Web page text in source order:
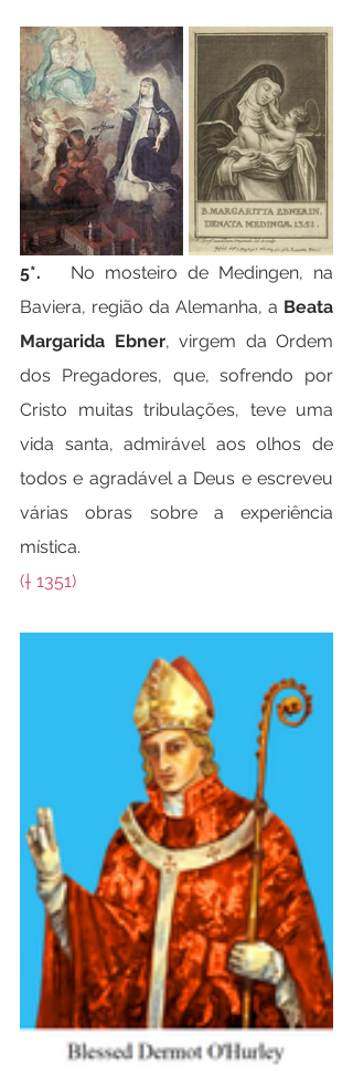
5*. No mosteiro de Medingen, na
Baviera, região da Alemanha, a Beata
Margarida Ebner, virgem da Ordem
dos Pregadores, que, sofrendo por
Cristo muitas tribulações, teve uma
vida santa, admirável aos olhos de
todos e agradável a Deus e escreveu
várias obras sobre a experiência
mística.
(† 1351)